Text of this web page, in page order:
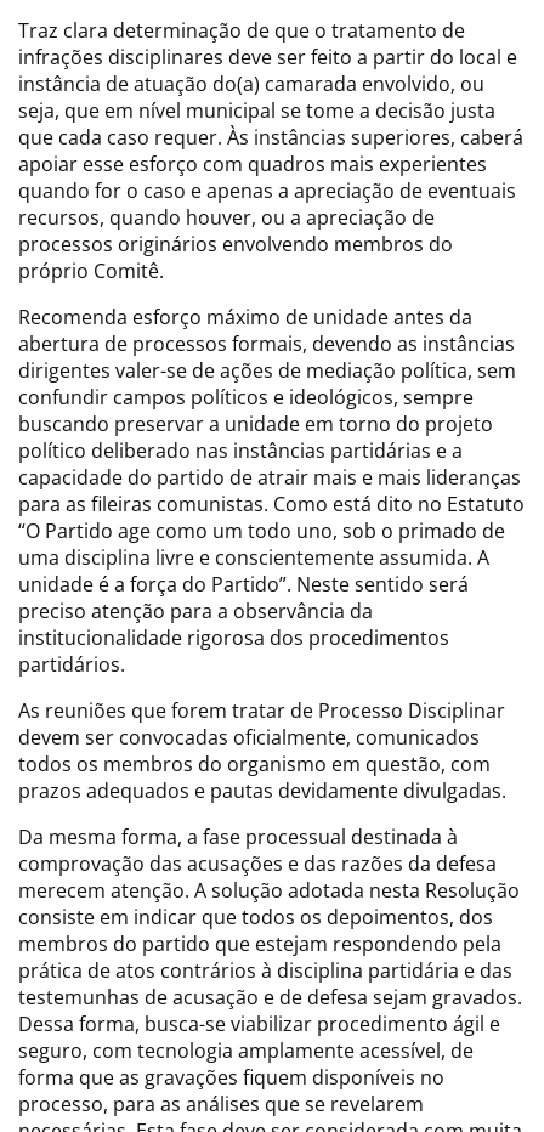
Traz clara determinação de que o tratamento de
infrações disciplinares deve ser feito a partir do local e
instância de atuação do(a) camarada envolvido, ou
seja, que em nível municipal se tome a decisão justa
que cada caso requer. Às instâncias superiores, caberá
apoiar esse esforço com quadros mais experientes
quando for o caso e apenas a apreciação de eventuais
recursos, quando houver, ou a apreciação de
processos originários envolvendo membros do
próprio Comitê.
Recomenda esforço máximo de unidade antes da
abertura de processos formais, devendo as instâncias
dirigentes valer-se de ações de mediação política, sem
confundir campos políticos e ideológicos, sempre
buscando preservar a unidade em torno do projeto
político deliberado nas instâncias partidárias e a
capacidade do partido de atrair mais e mais lideranças
para as fileiras comunistas. Como está dito no Estatuto
“O Partido age como um todo uno, sob o primado de
uma disciplina livre e conscientemente assumida. A
unidade é a força do Partido”. Neste sentido será
preciso atenção para a observância da
institucionalidade rigorosa dos procedimentos
partidários.
As reuniões que forem tratar de Processo Disciplinar
devem ser convocadas oficialmente, comunicados
todos os membros do organismo em questão, com
prazos adequados e pautas devidamente divulgadas.
Da mesma forma, a fase processual destinada à
comprovação das acusações e das razões da defesa
merecem atenção. A solução adotada nesta Resolução
consiste em indicar que todos os depoimentos, dos
membros do partido que estejam respondendo pela
prática de atos contrários à disciplina partidária e das
testemunhas de acusação e de defesa sejam gravados.
Dessa forma, busca-se viabilizar procedimento ágil e
seguro, com tecnologia amplamente acessível, de
forma que as gravações fiquem disponíveis no
processo, para as análises que se revelarem